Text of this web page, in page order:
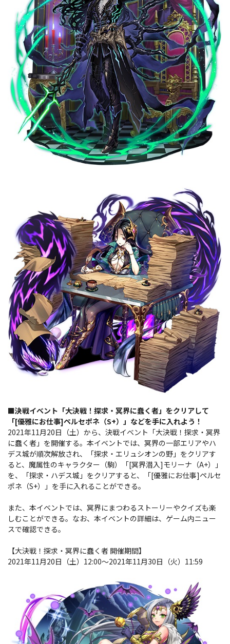
■決戦イベント「大決戦！探求・冥界に蠢く者」をクリアして
「[優雅にお仕事]ペルセポネ（S+）」などを手に入れよう！
2021年11月20日（土）から、決戦イベント「大決戦！探求・冥界
に蠢く者」を開催する。本イベントでは、冥界の一部エリアやハ
デス城が順次解放され、「探求・エリュシオンの野」をクリアす
ると、魔属性のキャラクター（駒）「[冥界潜入]モリーナ（A+）」
を、「探求・ハデス城」をクリアすると、「[優雅にお仕事]ペルセ
ポネ（S+）」を手に入れることができる。
また、本イベントでは、冥界にまつわるストーリーやクイズも楽
しむことができる。なお、本イベントの詳細は、ゲーム内ニュー
スで確認できる。
【大決戦！探求・冥界に蠢く者 開催期間】
2021年11月20日（土）12:00～2021年11月30日（火）11:59